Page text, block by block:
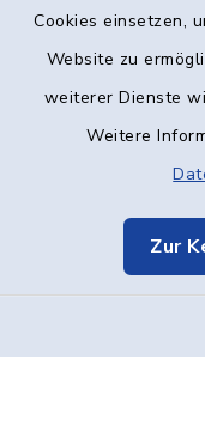
Cookies einsetzen,
Website zu
weiterer Dienste
Weitere
Zur